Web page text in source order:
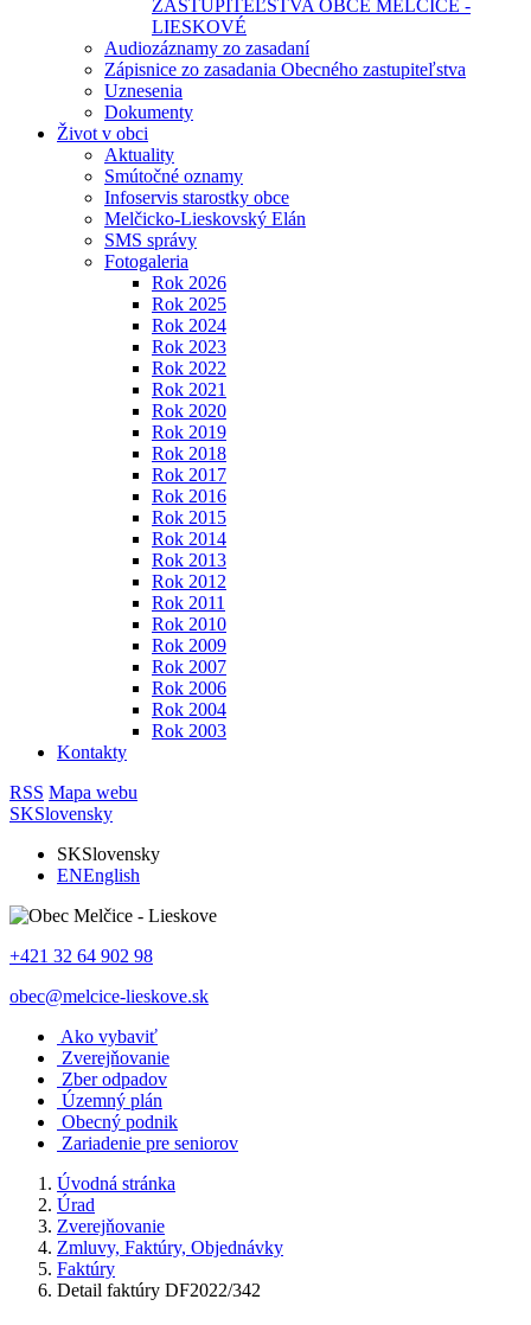
ZASTUPITEĽSTVA OBCE MELČICE -
LIESKOVÉ
Audiozáznamy zo zasadaní
Zápisnice zo zasadania Obecného zastupiteľstva
Uznesenia
Dokumenty
Život v obci
Aktuality
Smútočné oznamy
Infoservis starostky obce
Melčicko-Lieskovský Elán
SMS správy
Fotogaleria
Rok 2026
Rok 2025
Rok 2024
Rok 2023
Rok 2022
Rok 2021
Rok 2020
Rok 2019
Rok 2018
Rok 2017
Rok 2016
Rok 2015
Rok 2014
Rok 2013
Rok 2012
Rok 2011
Rok 2010
Rok 2009
Rok 2007
Rok 2006
Rok 2004
Rok 2003
Kontakty
RSS Mapa webu
SKSlovensky
SKSlovensky
ENEnglish
+421 32 64 902 98
obec@melcice-lieskove.sk
Ako vybaviť
Zverejňovanie
Zber odpadov
Územný plán
Obecný podnik
Zariadenie pre seniorov
Úvodná stránka
Úrad
Zverejňovanie
Zmluvy, Faktúry, Objednávky
Faktúry
Detail faktúry DF2022/342